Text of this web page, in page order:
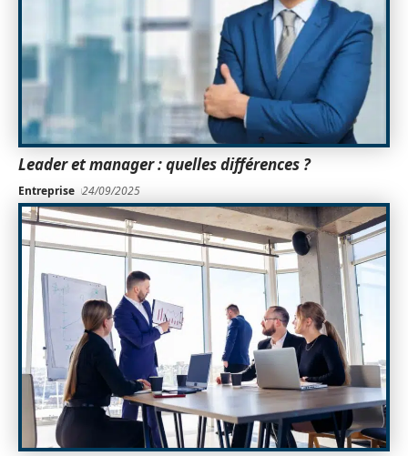
Leader et manager : quelles différences ?
Entreprise 24/09/2025